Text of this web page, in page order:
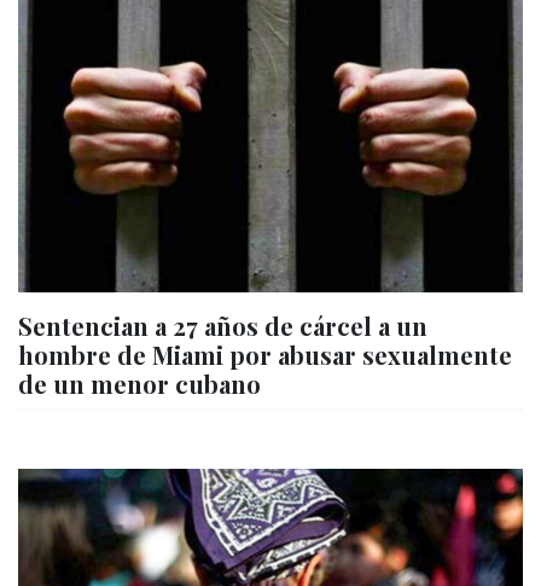
Sentencian a 27 años de cárcel a un
hombre de Miami por abusar sexualmente
de un menor cubano